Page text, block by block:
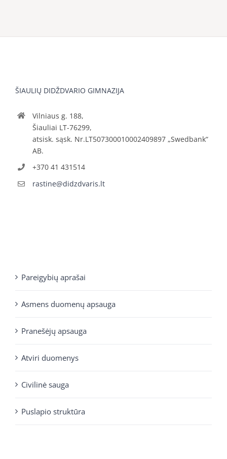
ŠIAULIŲ DIDŽDVARIO GIMNAZIJA
Vilniaus g. 188,
Šiauliai LT-76299,
atsisk. sąsk. Nr.LT507300010002409897 „Swedbank“
AB.
+370 41 431514
rastine@didzdvaris.lt
Pareigybių aprašai
Asmens duomenų apsauga
Pranešėjų apsauga
Atviri duomenys
Civilinė sauga
Puslapio struktūra